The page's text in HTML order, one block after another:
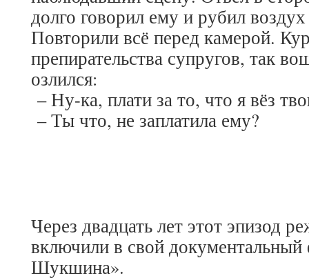
долго говорил ему и рубил
Повторили всё перед камерой.
препирательства супругов, так
озлился:
– Ну-ка, плати за то, что я вёз
– Ты что, не заплатила ему?
Через двадцать лет этот эпизод
включили в свой
Шукшина».